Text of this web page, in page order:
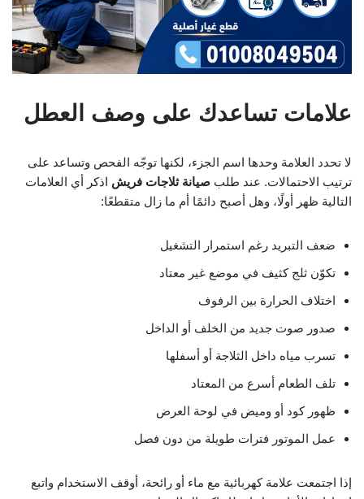
علامات تساعدك على وصف العطل
لا تحدد العلامة وحدها اسم الجزء، لكنها توجّه الفحص وتساعد على
ترتيب الاحتمالات. عند طلب صيانة ثلاجات فريش اذكر أي العلامات
التالية ظهر أولًا، وهل أصبح دائمًا أم ما زال متقطعًا:
ضعف التبريد رغم استمرار التشغيل
تكوّن ثلج كثيف في موضع غير معتاد
اختلاف الحرارة بين الرفوف
صدور صوت جديد من الخلف أو الداخل
تسرب مياه داخل الثلاجة أو أسفلها
تلف الطعام أسرع من المعتاد
ظهور كود أو وميض في لوحة العرض
عمل الموتور فترات طويلة من دون فصل
إذا اجتمعت علامة كهربائية مع ماء أو رائحة، أوقف الاستخدام واتبع